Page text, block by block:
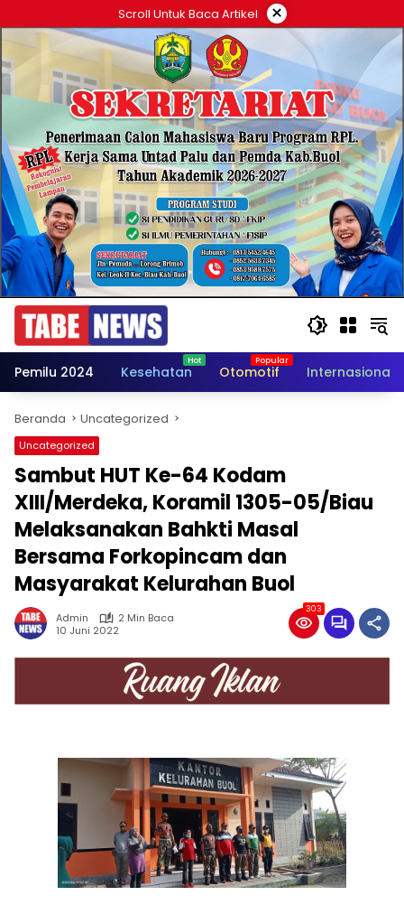
ke
konten
Scroll Untuk Baca Artikel ×
Pemilu 2024 Kesehatan Otomotif Internasional
Beranda Uncategorized
Uncategorized
Sambut HUT Ke-64 Kodam
XIII/Merdeka, Koramil 1305-05/Biau
Melaksanakan Bahkti Masal
Bersama Forkopincam dan
Masyarakat Kelurahan Buol
Admin
2 Min Baca
10 Juni 2022
303